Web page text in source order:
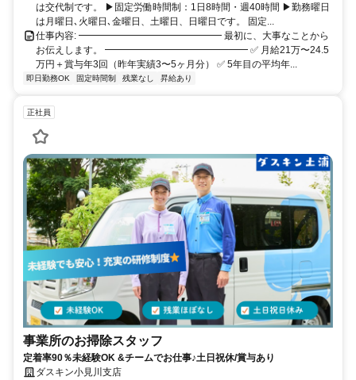
は交代制です。 ▶固定労働時間制：1日8時間・週40時間 ▶勤務曜日
は月曜日､火曜日､金曜日、土曜日、日曜日です。 固定...
仕事内容: ━━━━━━━━━━━━━━━ 最初に、大事なことから
お伝えします。 ━━━━━━━━━━━━━━━ ✅ 月給21万〜24.5
万円＋賞与年3回（昨年実績3〜5ヶ月分） ✅ 5年目の平均年...
即日勤務OK 固定時間制 残業なし 昇給あり
正社員
事業所のお掃除スタッフ
定着率90％未経験OK &チームでお仕事♪土日祝休/賞与あり
ダスキン小見川支店